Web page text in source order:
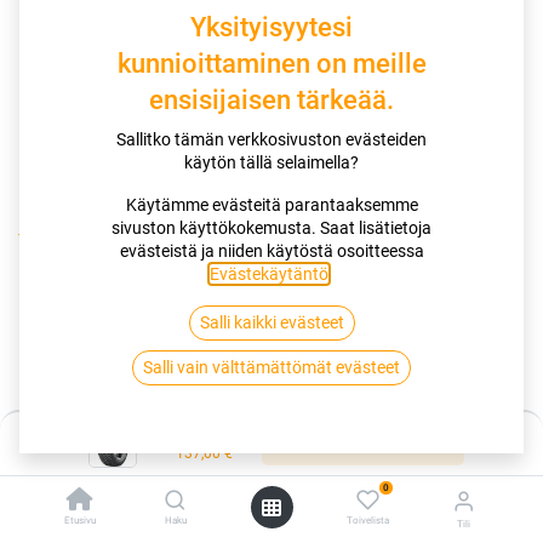
137,00€
Etusivu Haku
0
Toivelista Tili
Kauppa
185/65R15 92T NOKIAN TYRES HAKKAPELIITTA 10 XL
185/65R15 92T NOKIAN TYRES
HAKKAPELIITTA 10 XL
Tällä tuotteella ei ole kelvollista yhdistelmää.
Yksityisyytesi
kunnioittaminen on meille
ensisijaisen tärkeää.
Sallitko tämän verkkosivuston evästeiden
käytön tällä selaimella?
Käytämme evästeitä parantaaksemme
sivuston käyttökokemusta. Saat lisätietoja
evästeistä ja niiden käytöstä osoitteessa
Evästekäytäntö
Salli kaikki evästeet
Salli vain välttämättömät evästeet